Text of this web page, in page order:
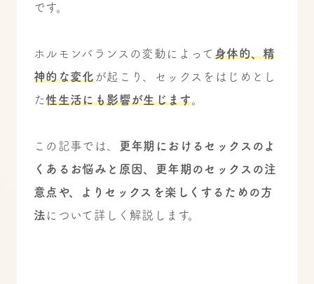
です。
ホルモンバランスの変動によって身体的、精
神的な変化が起こり、セックスをはじめとし
た性生活にも影響が生じます。
この記事では、
更年期におけるセックスのよ
くあるお悩みと原因、更年期のセックスの注
意点や、よりセックスを楽しくするための方
法 について詳しく解説します。